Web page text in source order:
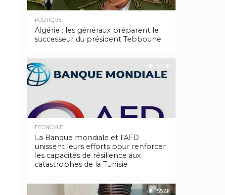
POLITIQUE
Algérie : les généraux préparent le
successeur du président Tebboune
57.0K
ECONOMIE
La Banque mondiale et l’AFD
unissent leurs efforts pour renforcer
les capacités de résilience aux
catastrophes de la Tunisie
55.6K